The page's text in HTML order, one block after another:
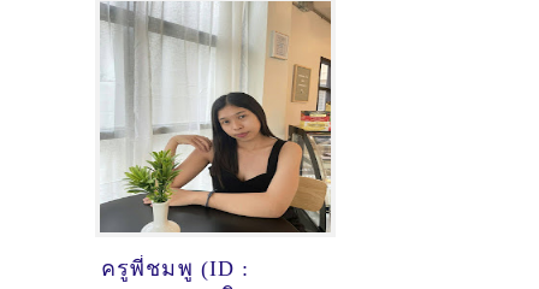
ครูพี่ชมพู (ID :